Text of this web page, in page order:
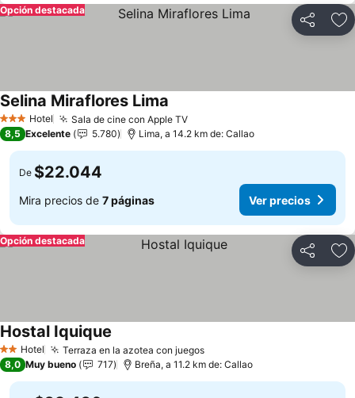
Compartir
Opción destacada
3 Estrellas
Hotel Sala de cine con Apple TV
Selina Miraflores Lima
8,5 Excelente 5.780 Lima, a 14.2 km de: Callao
De $22.044
Mira precios de 7 páginas Ver precios
Compartir
Opción destacada
2 Estrellas
Hotel Terraza en la azotea con juegos
Hostal Iquique
8,0 Muy bueno 717 Breña, a 11.2 km de: Callao